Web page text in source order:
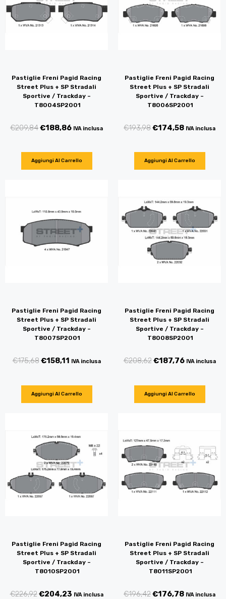
Pastiglie Freni Pagid Racing
Street Plus + SP Stradali
Sportive / Trackday –
T8004SP2001
€209,84€188,86 IVA inclusa
Aggiungi Al Carrello
Pastiglie Freni Pagid Racing
Street Plus + SP Stradali
Sportive / Trackday –
T8006SP2001
€193,98€174,58 IVA inclusa
Aggiungi Al Carrello
Pastiglie Freni Pagid Racing
Street Plus + SP Stradali
Sportive / Trackday –
T8007SP2001
€175,68€158,11 IVA inclusa
Aggiungi Al Carrello
Pastiglie Freni Pagid Racing
Street Plus + SP Stradali
Sportive / Trackday –
T8008SP2001
€208,62€187,76 IVA inclusa
Aggiungi Al Carrello
Pastiglie Freni Pagid Racing
Street Plus + SP Stradali
Sportive / Trackday –
T8010SP2001
€226,92€204,23 IVA inclusa
Pastiglie Freni Pagid Racing
Street Plus + SP Stradali
Sportive / Trackday –
T8011SP2001
€196,42€176,78 IVA inclusa